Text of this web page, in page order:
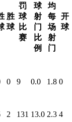
胜
球
罚
球
比
赛
球
射
门
比
例
均
每
场
射
门
开
球
0 9 0.0 1.8 0
2 131 13.0 2.3 4